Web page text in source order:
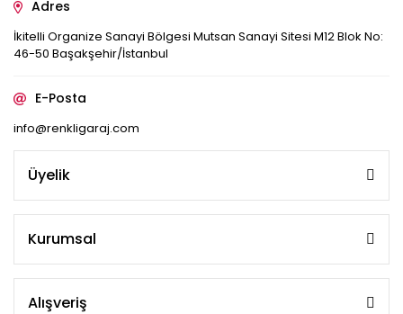
Adres
İkitelli Organize Sanayi Bölgesi Mutsan Sanayi Sitesi M12 Blok No:
46-50 Başakşehir/İstanbul
E-Posta
info@renkligaraj.com
Üyelik
Kurumsal
Alışveriş